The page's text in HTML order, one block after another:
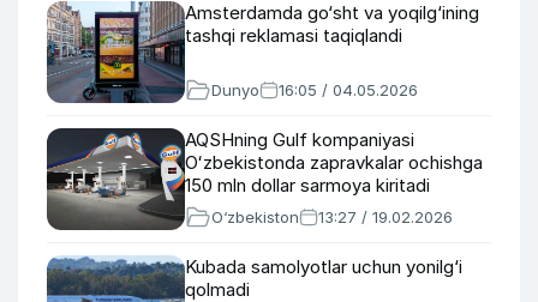
Amsterdamda go‘sht va yoqilg‘ining
tashqi reklamasi taqiqlandi
Dunyo 16:05 / 04.05.2026
AQSHning Gulf kompaniyasi
Oʻzbekistonda zapravkalar ochishga
150 mln dollar sarmoya kiritadi
O‘zbekiston 13:27 / 19.02.2026
Kubada samolyotlar uchun yonilg‘i
qolmadi